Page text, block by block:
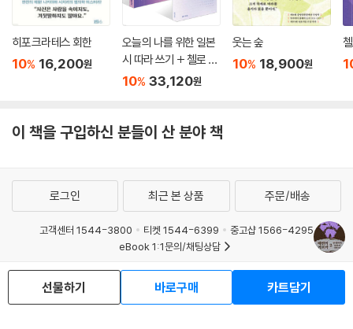
히포크라테스 회한
10% 16,200원
오늘의 나를 위한 일본
시 따라 쓰기 + 첼로 켜
는 고슈 세트
10% 33,120원
웃는 숲
10% 18,900원
이 책을 구입하신 분들이 산 분야 책
선물하기 바로구매 카트담기
로그인 최근 본 상품 주문/배송
고객센터 1544-3800 티켓 1544-6399
중고샵 1566-4295
eBook 1:1문의/채팅상담
예스이십사(주) 사업자 정보
이용약관
개인정보처리방침
청소년보호정책